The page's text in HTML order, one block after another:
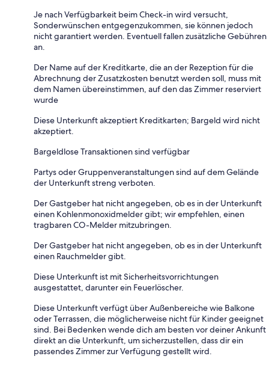
Je nach Verfügbarkeit beim Check-in wird versucht,
Sonderwünschen entgegenzukommen, sie können jedoch
nicht garantiert werden. Eventuell fallen zusätzliche Gebühren
an.
Der Name auf der Kreditkarte, die an der Rezeption für die
Abrechnung der Zusatzkosten benutzt werden soll, muss mit
dem Namen übereinstimmen, auf den das Zimmer reserviert
wurde
Diese Unterkunft akzeptiert Kreditkarten; Bargeld wird nicht
akzeptiert.
Bargeldlose Transaktionen sind verfügbar
Partys oder Gruppenveranstaltungen sind auf dem Gelände
der Unterkunft streng verboten.
Der Gastgeber hat nicht angegeben, ob es in der Unterkunft
einen Kohlenmonoxidmelder gibt; wir empfehlen, einen
tragbaren CO-Melder mitzubringen.
Der Gastgeber hat nicht angegeben, ob es in der Unterkunft
einen Rauchmelder gibt.
Diese Unterkunft ist mit Sicherheitsvorrichtungen
ausgestattet, darunter ein Feuerlöscher.
Diese Unterkunft verfügt über Außenbereiche wie Balkone
oder Terrassen, die möglicherweise nicht für Kinder geeignet
sind. Bei Bedenken wende dich am besten vor deiner Ankunft
direkt an die Unterkunft, um sicherzustellen, dass dir ein
passendes Zimmer zur Verfügung gestellt wird.